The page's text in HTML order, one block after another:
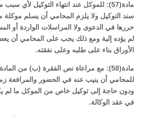
مادة(57): للموكل عند انتهاء التوكيل لأي
سند التوكيل ولا يلزم المحامي أن يسلم موكلة
حررها في الدعوى ولا المراسلات الواردة أو
لم يؤده إلية ومع ذلك يجب على المحامي أن
الأوراق بناء على طلبه وعلى نفقته.
للمحامي أن ينيب عنه في الحضور والمرافعة
ودون حاجة إلى توكيل خاص من الموكل ما لم
في عقد الوكالة.